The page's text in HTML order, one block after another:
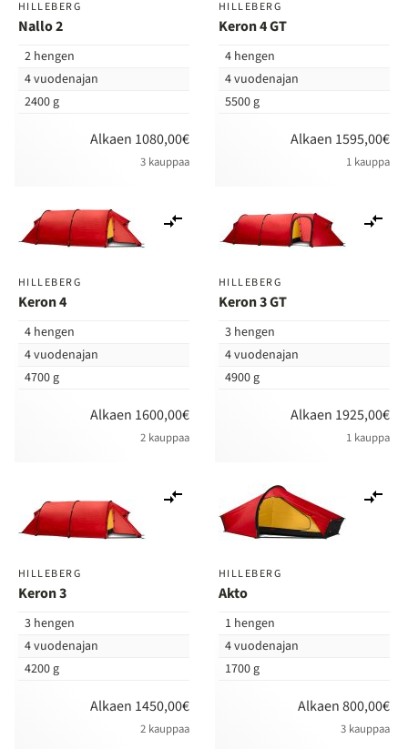
HILLEBERG
Nallo 2
2 hengen
4 vuodenajan
2400 g
Alkaen 1080,00€
3 kauppaa
HILLEBERG
Keron 4 GT
4 hengen
4 vuodenajan
5500 g
Alkaen 1595,00€
1 kauppa
HILLEBERG
Keron 4
4 hengen
4 vuodenajan
4700 g
Alkaen 1600,00€
2 kauppaa
vertailuun
HILLEBERG
Keron 3 GT
3 hengen
4 vuodenajan
4900 g
Alkaen 1925,00€
1 kauppa
HILLEBERG
Keron 3
3 hengen
4 vuodenajan
4200 g
Alkaen 1450,00€
2 kauppaa
vertailuun
HILLEBERG
Akto
1 hengen
4 vuodenajan
1700 g
Alkaen 800,00€
3 kauppaa